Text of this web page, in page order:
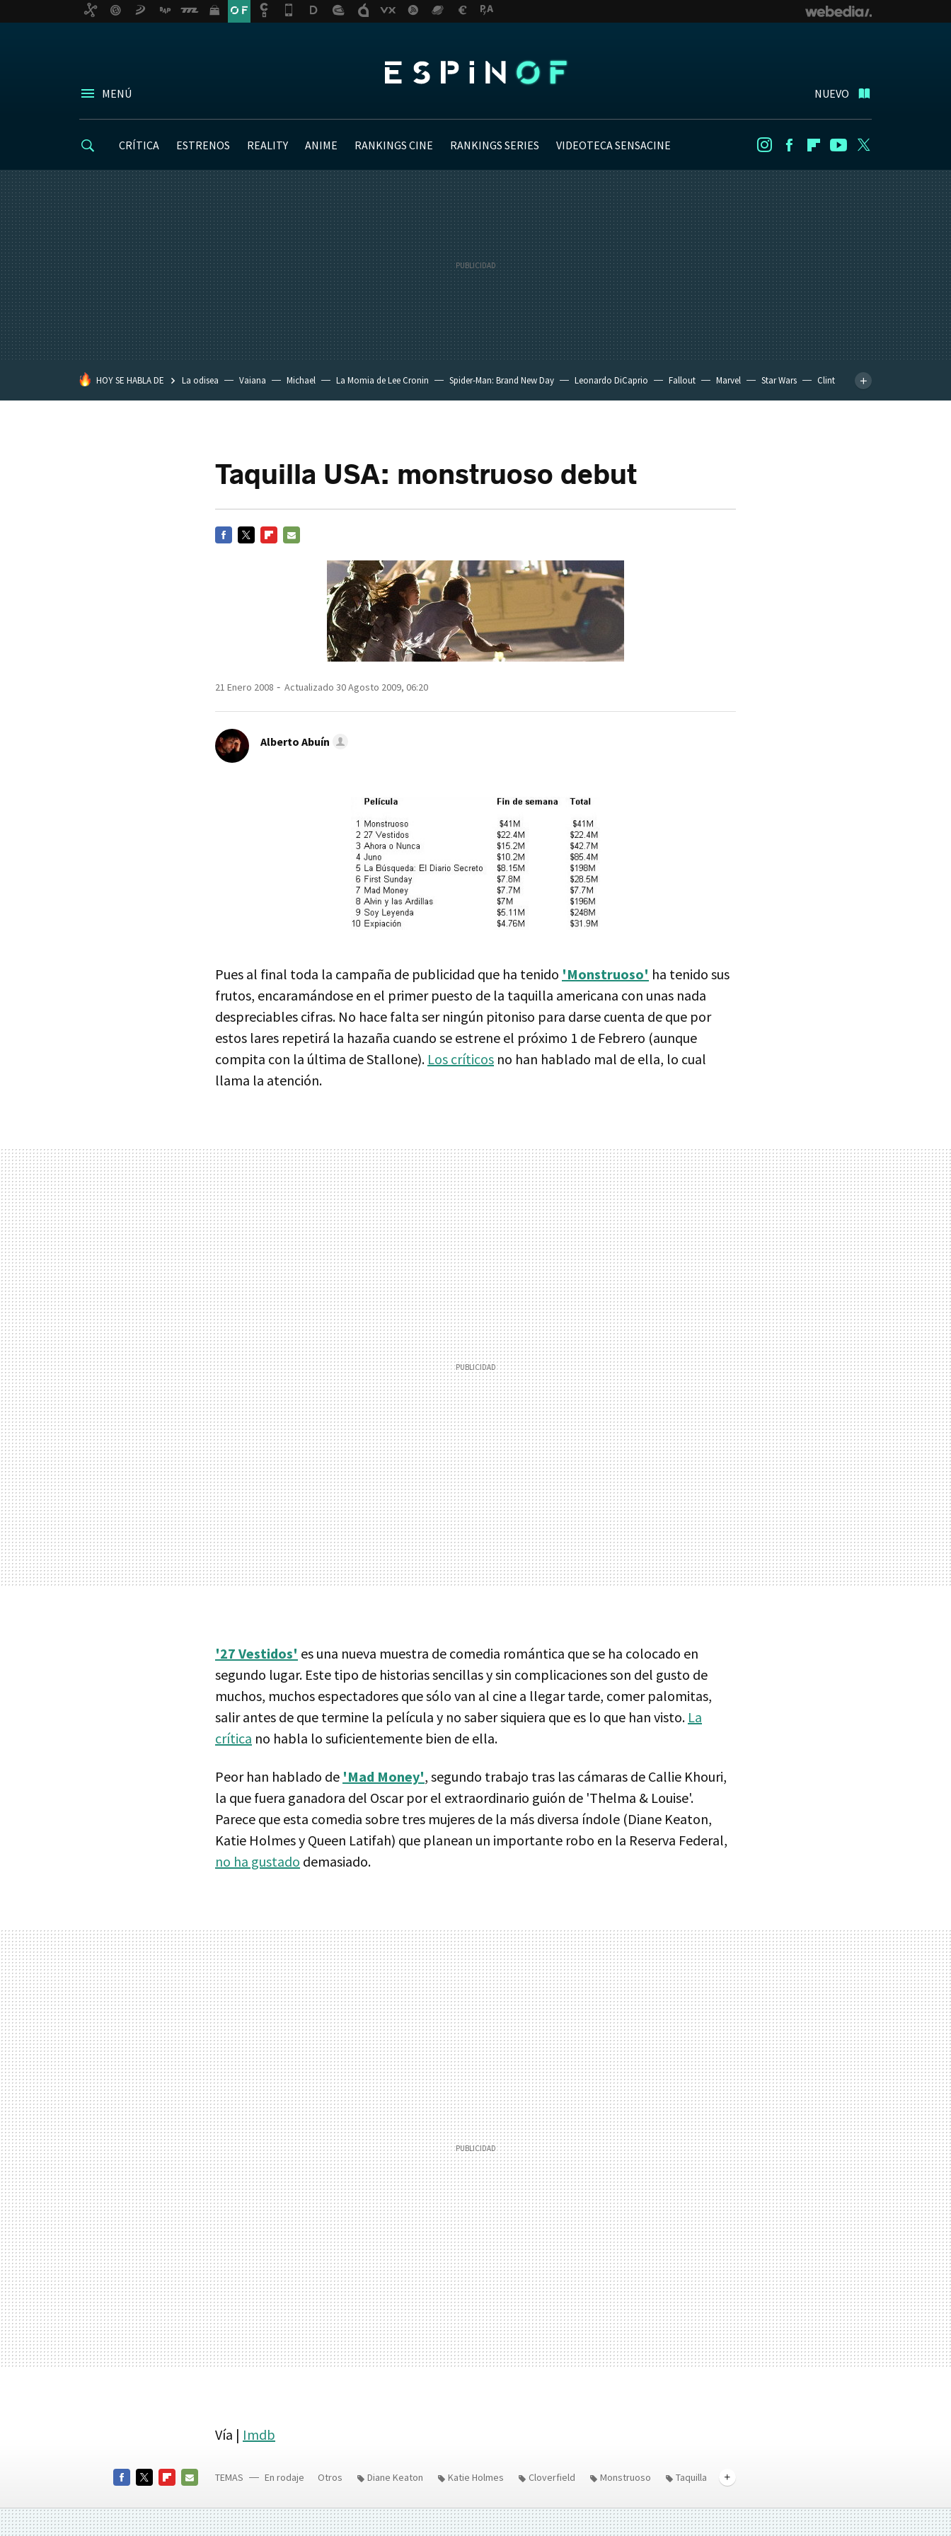
MENÚ NUEVO
CRÍTICA ESTRENOS REALITY ANIME RANKINGS CINE RANKINGS SERIES VIDEOTECA SENSACINE InstagramFacebookFlipboard
Youtube
HOY SE HABLA DE La odisea Vaiana Michael La Momia de Lee Cronin Spider-Man: Brand New Day Leonardo DiCaprio Fallout Marvel Star Wars
Clint
Taquilla USA: monstruoso debut
21 Enero 2008 Actualizado 30 Agosto 2009, 06:20
Alberto Abuín
Pues al final toda la campaña de publicidad que ha tenido 'Monstruoso' ha tenido sus
frutos, encaramándose en el primer puesto de la taquilla americana con unas nada
despreciables cifras. No hace falta ser ningún pitoniso para darse cuenta de que por
estos lares repetirá la hazaña cuando se estrene el próximo 1 de Febrero (aunque
compita con la última de Stallone). Los críticos no han hablado mal de ella, lo cual
llama la atención.
'27 Vestidos' es una nueva muestra de comedia romántica que se ha colocado en
segundo lugar. Este tipo de historias sencillas y sin complicaciones son del gusto de
muchos, muchos espectadores que sólo van al cine a llegar tarde, comer palomitas,
salir antes de que termine la película y no saber siquiera que es lo que han visto. La
crítica no habla lo suficientemente bien de ella.
Peor han hablado de 'Mad Money', segundo trabajo tras las cámaras de Callie Khouri,
la que fuera ganadora del Oscar por el extraordinario guión de 'Thelma & Louise'.
Parece que esta comedia sobre tres mujeres de la más diversa índole (Diane Keaton,
Katie Holmes y Queen Latifah) que planean un importante robo en la Reserva Federal,
no ha gustado demasiado.
Vía | Imdb
MAIL
TEMAS En rodaje Otros Diane Keaton Katie Holmes Cloverfield Monstruoso Taquilla